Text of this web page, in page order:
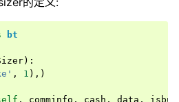
bt
):
, 1 ),)
, comminfo , cash , data , isbuy